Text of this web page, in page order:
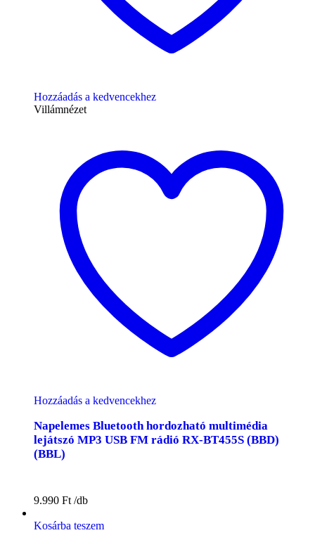
Hozzáadás a kedvencekhez
Villámnézet
Hozzáadás a kedvencekhez
Napelemes Bluetooth hordozható multimédia
lejátszó MP3 USB FM rádió RX-BT455S (BBD)
(BBL)
9.990 Ft
Kosárba teszem